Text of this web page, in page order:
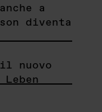
a
diventa
nuovo